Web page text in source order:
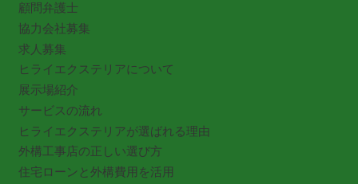
顧問弁護士
協力会社募集
求人募集
ヒライエクステリアについて
展示場紹介
サービスの流れ
ヒライエクステリアが選ばれる理由
外構工事店の正しい選び方
住宅ローンと外構費用を活用